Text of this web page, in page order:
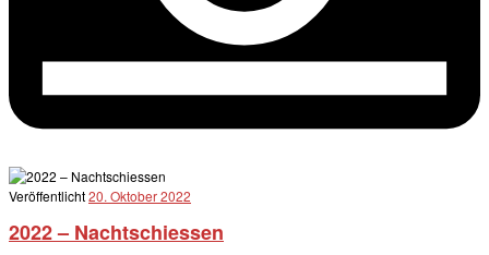
Veröffentlicht20. Oktober 2022
2022 – Nachtschiessen